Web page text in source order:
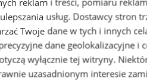
usług. Dostawcy stron
Twoje dane w tych i innych
dane geolokalizacyjne i
wyłącznie tej witryny.
uzasadnionym interesie